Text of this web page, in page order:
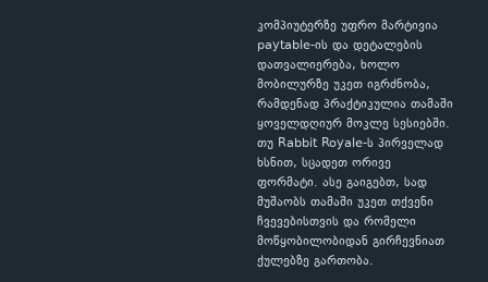
კომპიუტერზე უფრო მარტივია
paytable-ის და დეტალების
დათვალიერება, ხოლო
მობილურზე უკეთ იგრძნობა,
რამდენად პრაქტიკულია თამაში
ყოველდღიურ მოკლე სესიებში.
თუ Rabbit Royale-ს პირველად
ხსნით, სცადეთ ორივე
ფორმატი. ასე გაიგებთ, სად
მუშაობს თამაში უკეთ თქვენი
ჩვევებისთვის და რომელი
მოწყობილობიდან გირჩევნიათ
ქულებზე გართობა.